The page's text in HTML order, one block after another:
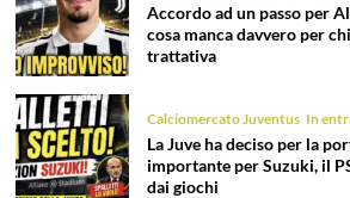
Accordo ad un passo per
cosa manca davvero per
trattativa
Calciomercato Juventus In
La Juve ha deciso per la
importante per Suzuki, il
dai giochi